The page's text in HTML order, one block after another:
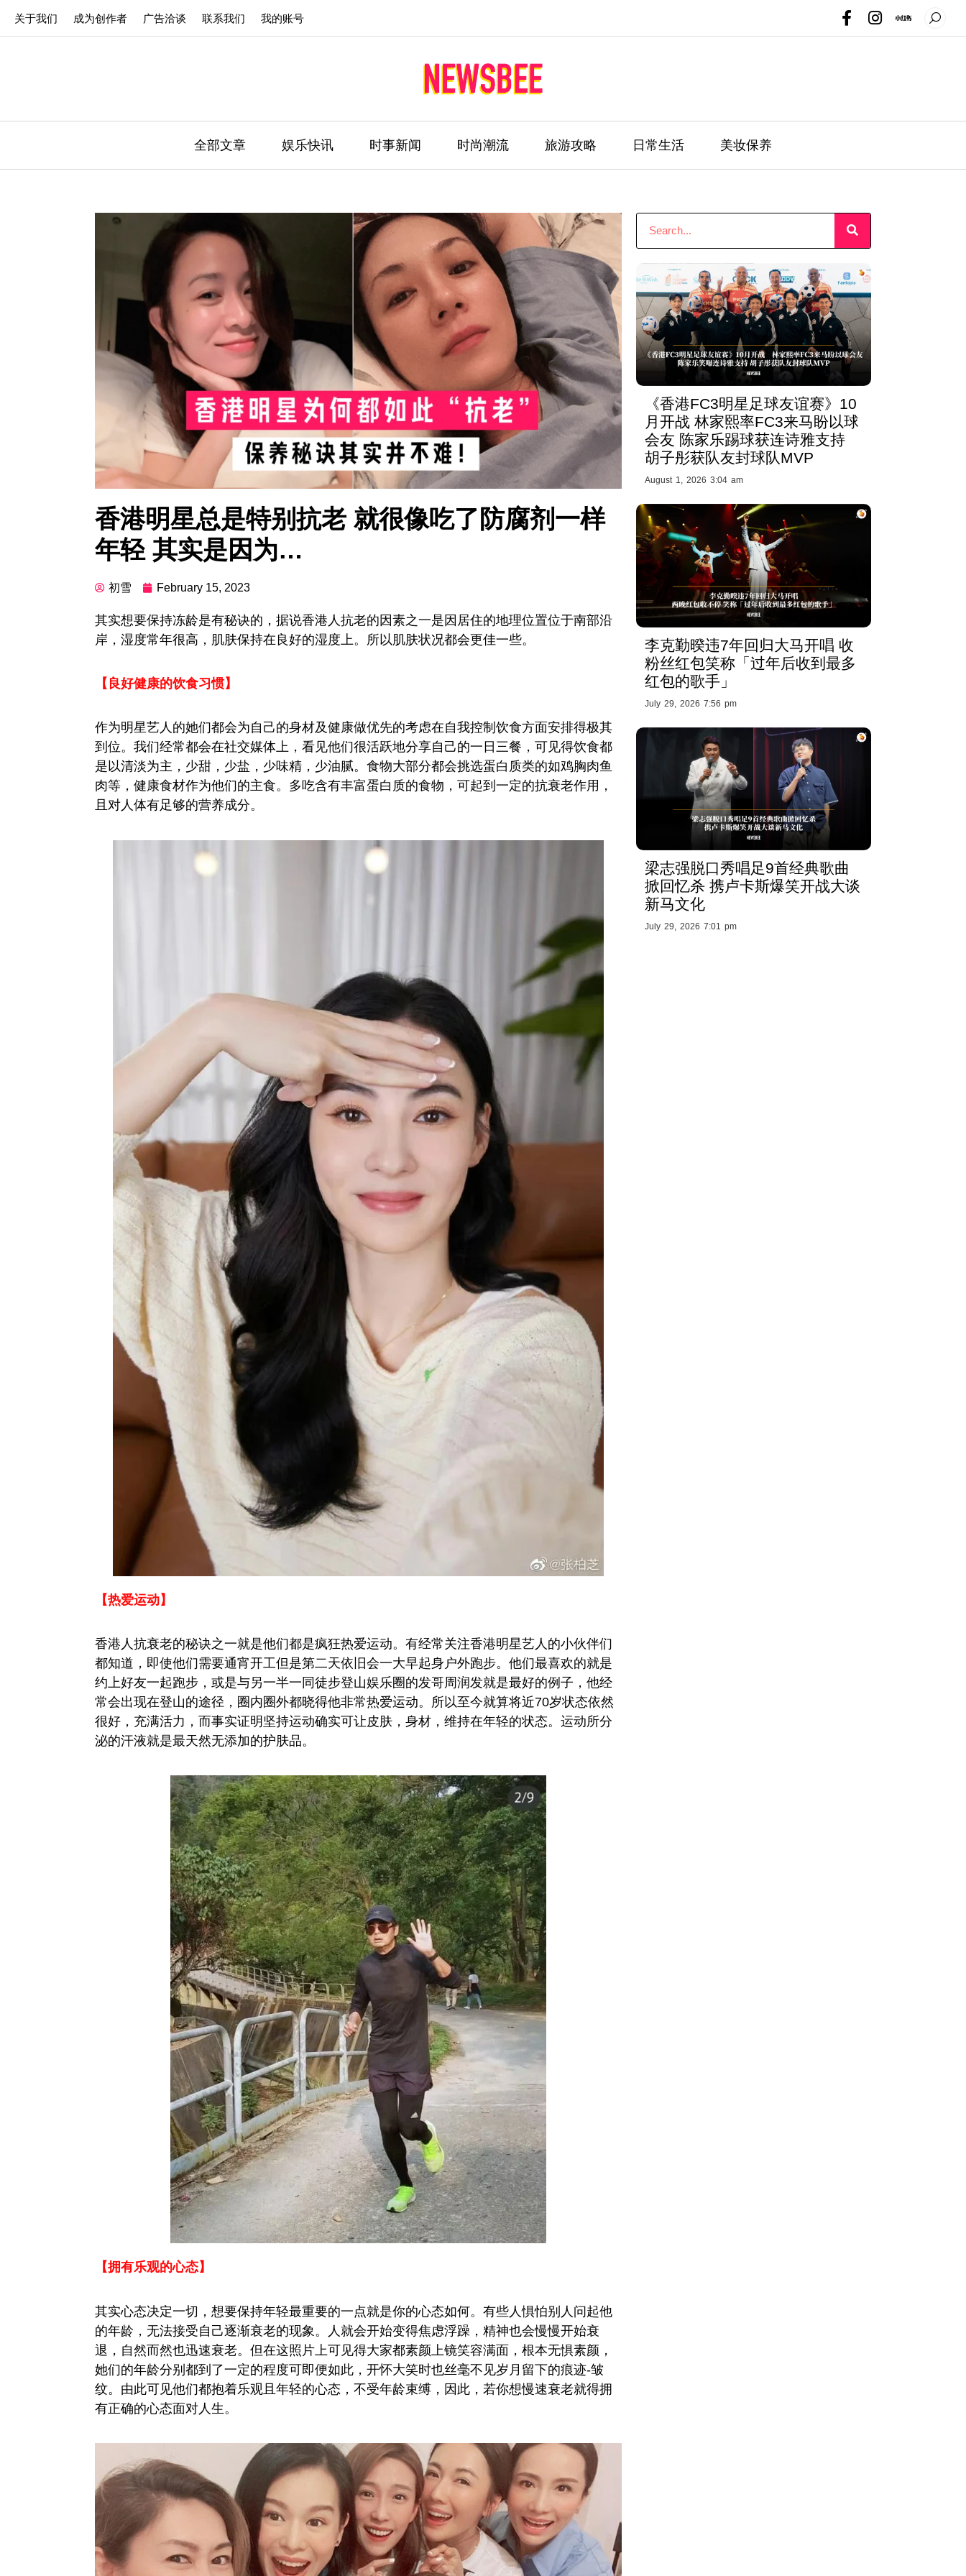
关于我们 成为创作者 广告洽谈 联系我们 我的账号
全部文章 娱乐快讯 时事新闻 时尚潮流 旅游攻略 日常生活 美妆保养
香港明星总是特别抗老 就很像吃了防腐剂一样
年轻 其实是因为…
初雪 February 15, 2023
其实想要保持冻龄是有秘诀的，据说香港人抗老的因素之一是因居住的地理位置位于南部沿
岸，湿度常年很高，肌肤保持在良好的湿度上。所以肌肤状况都会更佳一些。
【良好健康的饮食习惯】
作为明星艺人的她们都会为自己的身材及健康做优先的考虑在自我控制饮食方面安排得极其
到位。我们经常都会在社交媒体上，看见他们很活跃地分享自己的一日三餐，可见得饮食都
是以清淡为主，少甜，少盐，少味精，少油腻。食物大部分都会挑选蛋白质类的如鸡胸肉鱼
肉等，健康食材作为他们的主食。多吃含有丰富蛋白质的食物，可起到一定的抗衰老作用，
且对人体有足够的营养成分。
【热爱运动】
香港人抗衰老的秘诀之一就是他们都是疯狂热爱运动。有经常关注香港明星艺人的小伙伴们
都知道，即使他们需要通宵开工但是第二天依旧会一大早起身户外跑步。他们最喜欢的就是
约上好友一起跑步，或是与另一半一同徒步登山娱乐圈的发哥周润发就是最好的例子，他经
常会出现在登山的途径，圈内圈外都晓得他非常热爱运动。所以至今就算将近70岁状态依然
很好，充满活力，而事实证明坚持运动确实可让皮肤，身材，维持在年轻的状态。运动所分
泌的汗液就是最天然无添加的护肤品。
【拥有乐观的心态】
其实心态决定一切，想要保持年轻最重要的一点就是你的心态如何。有些人惧怕别人问起他
的年龄，无法接受自己逐渐衰老的现象。人就会开始变得焦虑浮躁，精神也会慢慢开始衰
退，自然而然也迅速衰老。但在这照片上可见得大家都素颜上镜笑容满面，根本无惧素颜，
她们的年龄分别都到了一定的程度可即便如此，开怀大笑时也丝毫不见岁月留下的痕迹-皱
纹。由此可见他们都抱着乐观且年轻的心态，不受年龄束缚，因此，若你想慢速衰老就得拥
有正确的心态面对人生。
《香港FC3明星足球友谊赛》10
月开战 林家熙率FC3来马盼以球
会友 陈家乐踢球获连诗雅支持
胡子彤获队友封球队MVP
August 1, 2026 3:04 am
李克勤暌违7年回归大马开唱 收
粉丝红包笑称「过年后收到最多
红包的歌手」
July 29, 2026 7:56 pm
梁志强脱口秀唱足9首经典歌曲
掀回忆杀 携卢卡斯爆笑开战大谈
新马文化
July 29, 2026 7:01 pm